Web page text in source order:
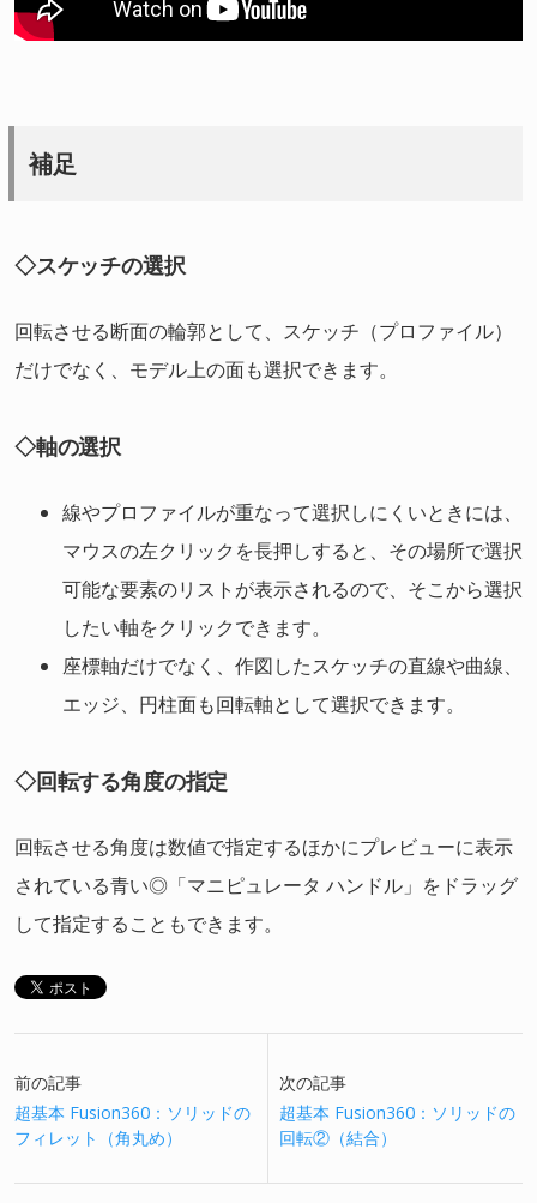
補足
◇スケッチの選択
回転させる断面の輪郭として、スケッチ（プロファイル）
だけでなく、モデル上の面も選択できます。
◇軸の選択
線やプロファイルが重なって選択しにくいときには、
マウスの左クリックを長押しすると、その場所で選択
可能な要素のリストが表示されるので、そこから選択
したい軸をクリックできます。
座標軸だけでなく、作図したスケッチの直線や曲線、
エッジ、円柱面も回転軸として選択できます。
◇回転する角度の指定
回転させる角度は数値で指定するほかにプレビューに表示
されている青い◎「マニピュレータ ハンドル」をドラッグ
して指定することもできます。
前の記事
超基本 Fusion360：ソリッドの
フィレット（角丸め）
次の記事
超基本 Fusion360：ソリッドの
回転②（結合）